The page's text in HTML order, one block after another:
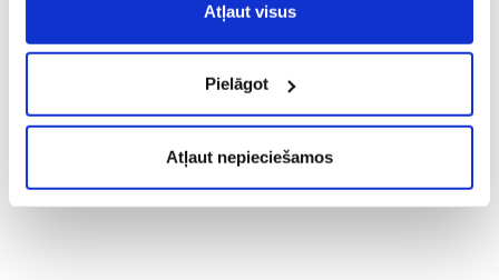
Atļaut visus
Pielāgot
Atļaut nepieciešamos